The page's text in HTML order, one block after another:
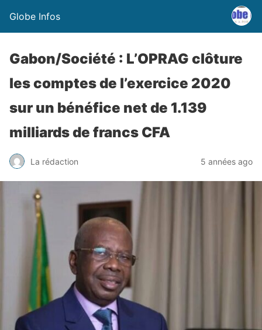
Globe Infos
Gabon/Société : L’OPRAG clôture
les comptes de l’exercice 2020
sur un bénéfice net de 1.139
milliards de francs CFA
La rédaction 5 années ago